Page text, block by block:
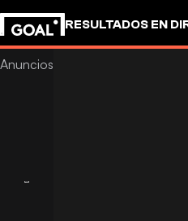
RESULTADOS EN